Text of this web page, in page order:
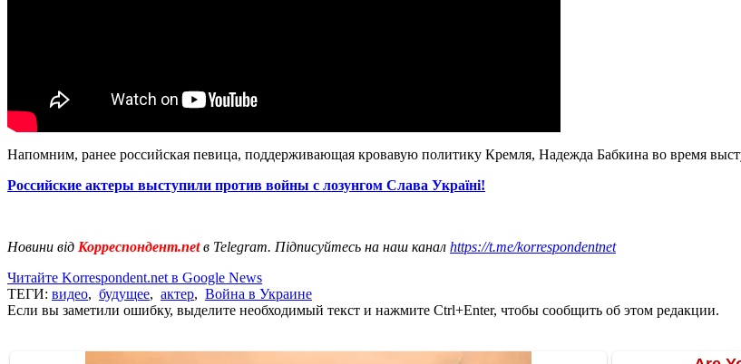
Напомним, ранее российская певица, поддерживающая кровавую политику Кремля, Надежда Бабкина во время
Российские актеры выступили против войны с лозунгом Слава Україні!
Новини від Корреспондент.netв Telegram. Підписуйтесь на наш канал https://t.me/korrespondentnet
Читайте Korrespondent.net в Google News
ТЕГИ: видео, будущее, актер, Война в Украине
Если вы заметили ошибку, выделите необходимый текст и нажмите Ctrl+Enter, чтобы сообщить об этом редакции.